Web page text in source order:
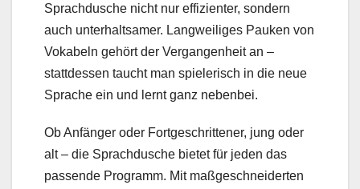
Sprachdusche nicht nur effizienter, sondern
auch unterhaltsamer. Langweiliges Pauken von
Vokabeln gehört der Vergangenheit an –
stattdessen taucht man spielerisch in die neue
Sprache ein und lernt ganz nebenbei.
Ob Anfänger oder Fortgeschrittener, jung oder
alt – die Sprachdusche bietet für jeden das
passende Programm. Mit maßgeschneiderten